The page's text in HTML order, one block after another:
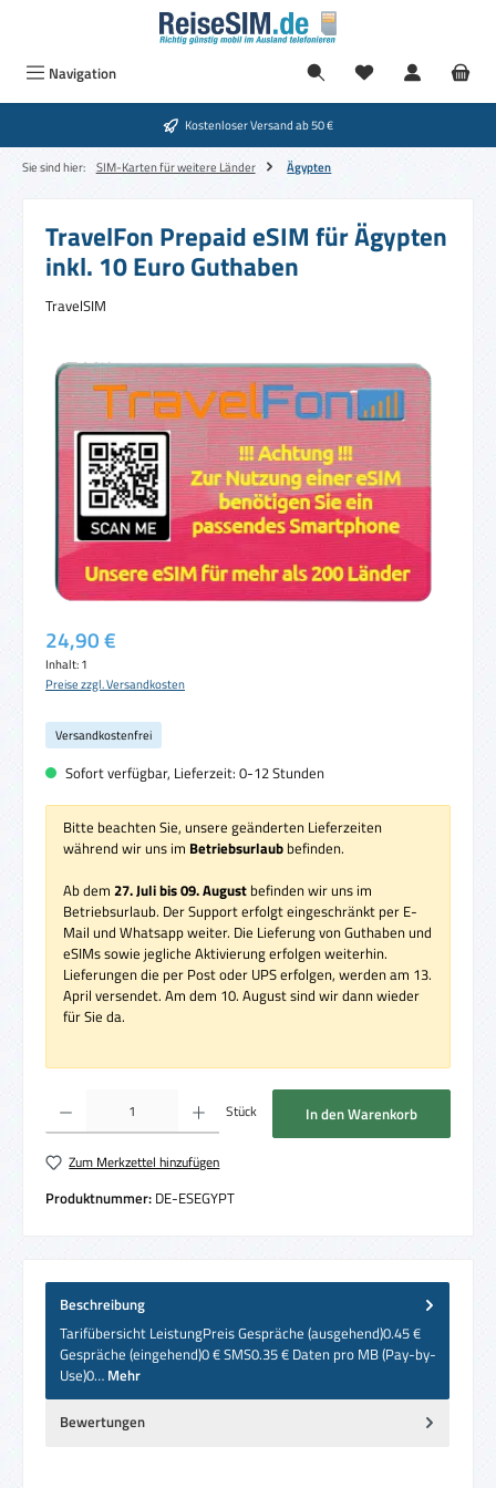
Zum Hauptinhalt springen
Navigation
Kostenloser Versand ab 50 €
Sie sind hier: SIM-Karten für weitere Länder Ägypten
TravelFon Prepaid eSIM für Ägypten
inkl. 10 Euro Guthaben
TravelSIM
Bildergalerie überspringen
Regulärer Preis:
24,90 €
Inhalt:1
Preise zzgl. Versandkosten
Versandkostenfrei
Sofort verfügbar, Lieferzeit: 0-12 Stunden
Bitte beachten Sie, unsere geänderten Lieferzeiten
während wir uns im Betriebsurlaub befinden.
Ab dem 27. Juli bis 09. August befinden wir uns im
Betriebsurlaub. Der Support erfolgt eingeschränkt per E-
Mail und Whatsapp weiter. Die Lieferung von Guthaben und
eSIMs sowie jegliche Aktivierung erfolgen weiterhin.
Lieferungen die per Post oder UPS erfolgen, werden am 13.
April versendet. Am dem 10. August sind wir dann wieder
für Sie da.
Produkt Anzahl: Gib den gewünschten Wert ein oder benutze die Schaltflächen um
Stück In den Warenkorb
Zum Merkzettel hinzufügen
Produktnummer: DE-ESEGYPT
Beschreibung
Tarifübersicht LeistungPreis Gespräche (ausgehend)0.45 €
Gespräche (eingehend)0 € SMS0.35 € Daten pro MB (Pay-by-
Use)0… Mehr
Bewertungen